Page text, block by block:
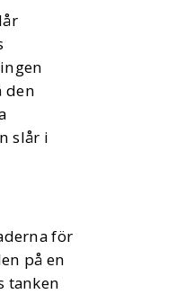
den
slår i
för
på en
tanken